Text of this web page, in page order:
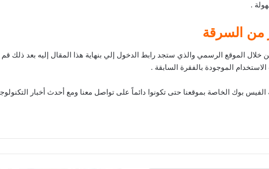
.
من السرقة
الفيس بوك الخاصة بموقعنا حتى تكونوا دائماً على تواصل معنا ومع أحدث أخبار